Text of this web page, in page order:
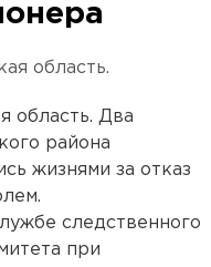
область.
область. Два
района
жизнями за отказ
следственного
при